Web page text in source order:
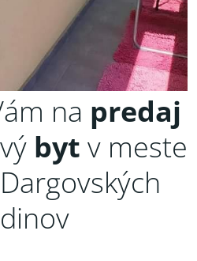
na predaj
byt v meste